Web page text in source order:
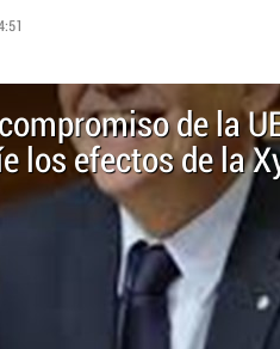
de la
los efectos de la